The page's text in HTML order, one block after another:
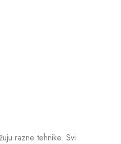
razne tehnike. Svi